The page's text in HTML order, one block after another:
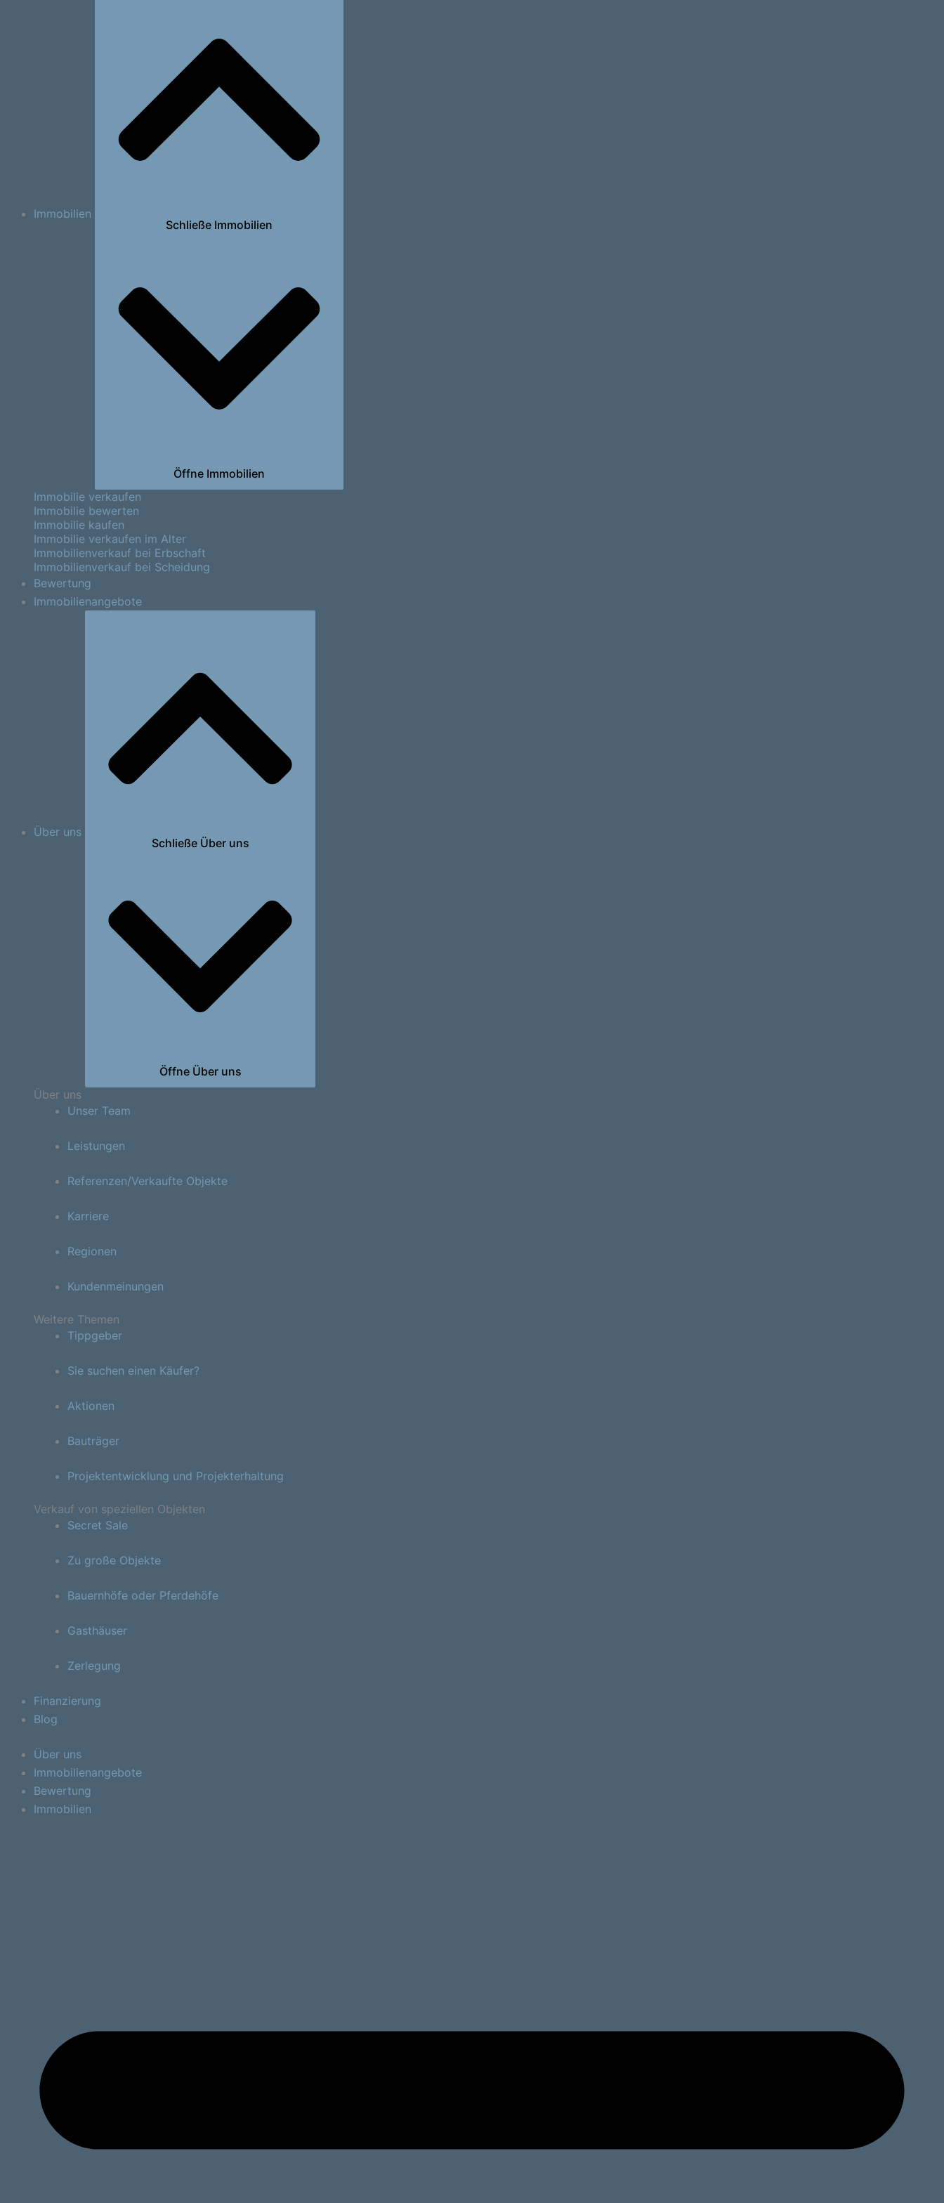
Immobilien
Schließe Immobilien
Öffne Immobilien
Immobilie verkaufen
Immobilie bewerten
Immobilie kaufen
Immobilie verkaufen im Alter
Immobilienverkauf bei Erbschaft
Immobilienverkauf bei Scheidung
Bewertung
Immobilienangebote
Über uns
Schließe Über uns
Öffne Über uns
Über uns
Unser Team
Leistungen
Referenzen/Verkaufte Objekte
Karriere
Regionen
Kundenmeinungen
Weitere Themen
Tippgeber
Sie suchen einen Käufer?
Aktionen
Bauträger
Projektentwicklung und Projekterhaltung
Verkauf von speziellen Objekten
Secret Sale
Zu große Objekte
Bauernhöfe oder Pferdehöfe
Gasthäuser
Zerlegung
Finanzierung
Blog
Über uns
Immobilienangebote
Bewertung
Immobilien